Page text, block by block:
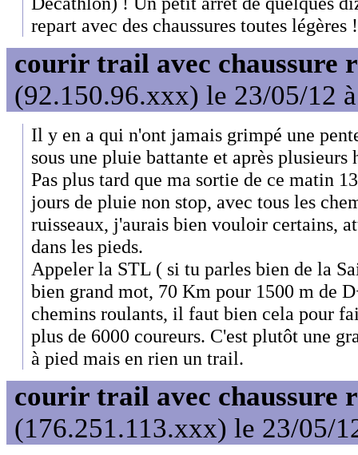
repart avec des chaussures toutes légères !
courir trail avec chaussure
(92.150.96.xxx) le 23/05/12
Il y en a qui n'ont jamais grimpé une
sous une pluie battante et après plusieurs
Pas plus tard que ma sortie de ce matin
jours de pluie non stop, avec tous les
ruisseaux, j'aurais bien vouloir certains,
dans les pieds.
Appeler la STL ( si tu parles bien de la
bien grand mot, 70 Km pour 1500 m de
chemins roulants, il faut bien cela pour
plus de 6000 coureurs. C'est plutôt une
à pied mais en rien un trail.
courir trail avec chaussure
(176.251.113.xxx) le 23/05/